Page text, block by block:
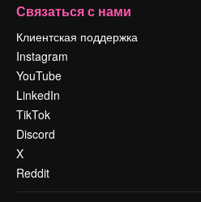
Связаться с нами
Клиентская поддержка
Instagram
YouTube
LinkedIn
TikTok
Discord
X
Reddit